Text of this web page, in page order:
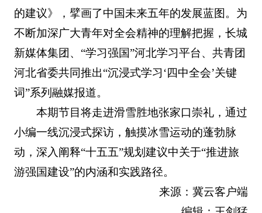
的建议》，擘画了中国未来五年的发展蓝图。为
不断加深广大青年对全会精神的理解把握，长城
新媒体集团、“学习强国”河北学习平台、共青团
河北省委共同推出“沉浸式学习‘四中全会’关键
词”系列融媒报道。
本期节目将走进滑雪胜地张家口崇礼，通过
小编一线沉浸式探访，触摸冰雪运动的蓬勃脉
动，深入阐释“十五五”规划建议中关于“推进旅
游强国建设”的内涵和实践路径。
来源：冀云客户端